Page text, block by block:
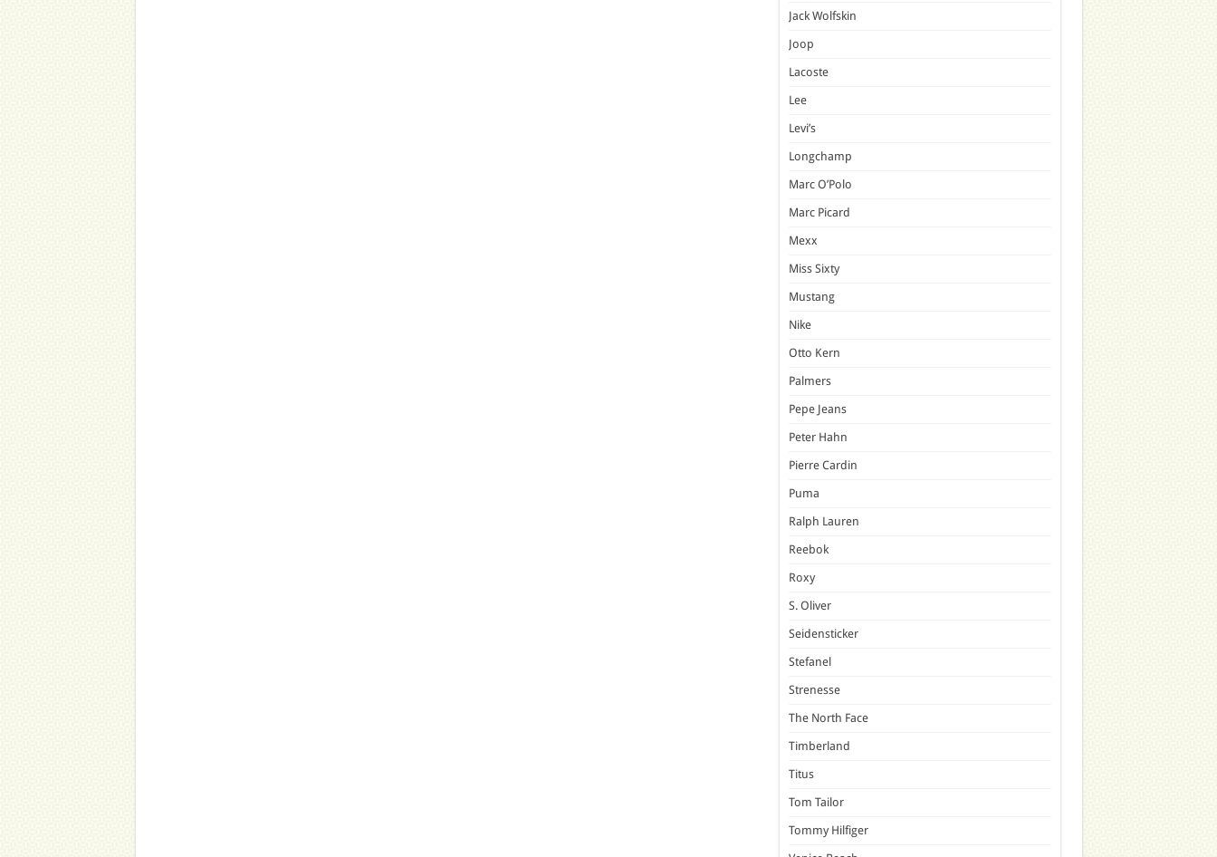
Jack Wolfskin
Joop
Lacoste
Lee
Levi’s
Longchamp
Marc O’Polo
Marc Picard
Mexx
Miss Sixty
Mustang
Nike
Otto Kern
Palmers
Pepe Jeans
Peter Hahn
Pierre Cardin
Puma
Ralph Lauren
Reebok
Roxy
S. Oliver
Seidensticker
Stefanel
Strenesse
The North Face
Timberland
Titus
Tom Tailor
Tommy Hilfiger